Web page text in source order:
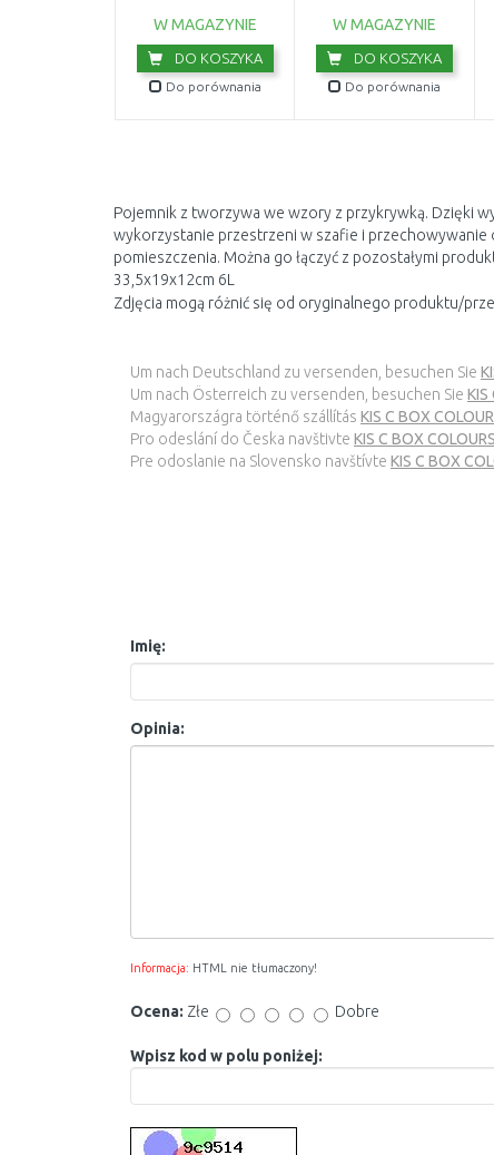
W MAGAZYNIE
DO KOSZYKA
Do porównania
W MAGAZYNIE
DO KOSZYKA
Do porównania
Pojemnik z tworzywa we wzory z przykrywką. Dzięki
wykorzystanie przestrzeni w szafie i
pomieszczenia. Można go łączyć z pozostałymi
33,5x19x12cm 6L
Zdjęcia mogą różnić się od oryginalnego produktu/
Um nach Deutschland zu versenden, besuchen Sie
Um nach Österreich zu versenden, besuchen Sie KIS
Magyarországra történő szállítás KIS C BOX
Pro odeslání do Česka navštivte KIS C BOX
Pre odoslanie na Slovensko navštívte KIS C BOX
Imię:
Opinia:
Informacja: HTML nie tłumaczony!
Ocena: Złe Dobre
Wpisz kod w polu poniżej: